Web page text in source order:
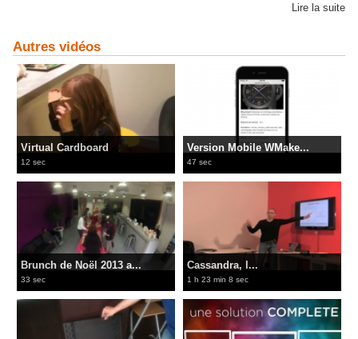
Lire la suite
Autres vidéos
Virtual Cardboard
12 sec
Version Mobile WMake...
47 sec
Brunch de Noël 2013 a...
33 sec
Cassandra, l...
1 h 23 min 8 sec